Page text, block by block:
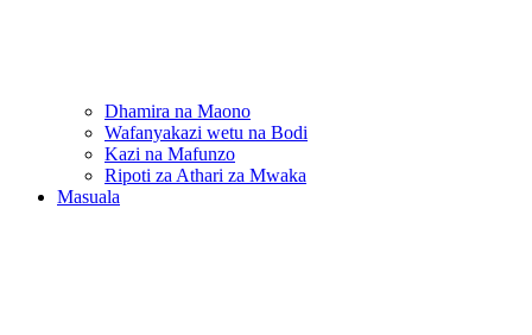
Dhamira na Maono
Wafanyakazi wetu na Bodi
Kazi na Mafunzo
Ripoti za Athari za Mwaka
Masuala